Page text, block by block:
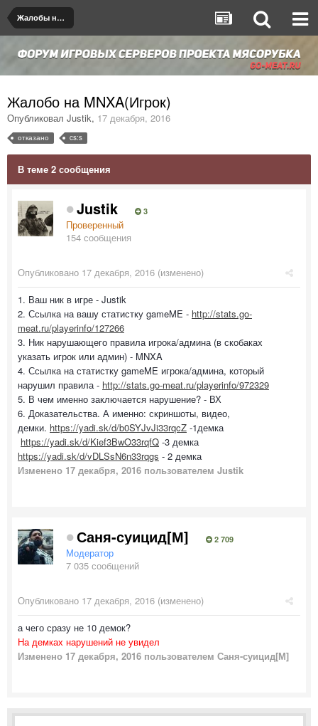
Жалобы на игроков/админов
Жалобо на MNXA(Игрок)
Опубликовал Justik, 17 декабря, 2016
отказано cs:s
В теме 2 сообщения
Justik 3
Проверенный
154 сообщения
Опубликовано 17 декабря, 2016 (изменено)
1. Ваш ник в игре - Justik
2. Ссылка на вашу статистку gameME - http://stats.go-
meat.ru/playerinfo/127266
3. Ник нарушающего правила игрока/админа (в скобаках
указать игрок или админ) - MNXA
4. Ссылка на статистку gameME игрока/админа, который
нарушил правила - http://stats.go-meat.ru/playerinfo/972329
5. В чем именно заключается нарушение? - ВХ
6. Доказательства. А именно: скриншоты, видео,
демки. https://yadi.sk/d/b0SYJvJi33rqcZ -1демка
https://yadi.sk/d/Kief3BwO33rqfQ -3 демка
https://yadi.sk/d/vDLSsN6n33rqgs - 2 демка
Изменено 17 декабря, 2016 пользователем Justik
Саня-суицид[М] 2 709
Модератор
7 035 сообщений
Опубликовано 17 декабря, 2016 (изменено)
а чего сразу не 10 демок?
На демках нарушений не увидел
Изменено 17 декабря, 2016 пользователем Саня-суицид[М]